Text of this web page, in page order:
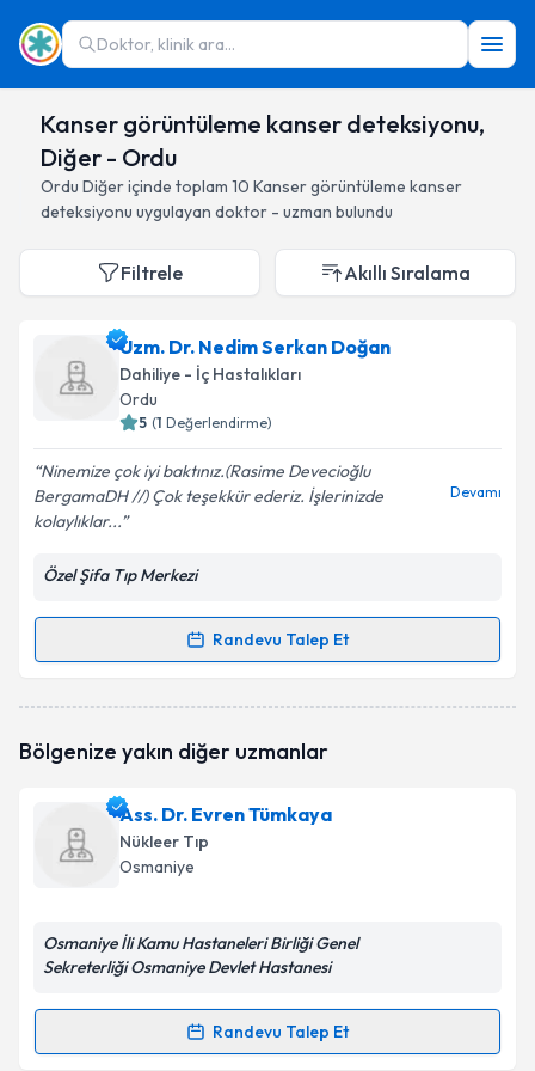
Doktor, klinik ara...
Kanser görüntüleme kanser deteksiyonu,
Diğer - Ordu
Ordu Diğeriçinde toplam 10 Kanser görüntüleme kanser
deteksiyonu uygulayan doktor - uzman bulundu
Filtrele Akıllı Sıralama
Uzm. Dr. Nedim Serkan Doğan
Dahiliye - İç Hastalıkları
Ordu
5 (1 Değerlendirme)
Ninemize çok iyi baktınız.(Rasime Devecioğlu
BergamaDH //) Çok teşekkür ederiz. İşlerinizde
kolaylıklar...
Devamı
Özel Şifa Tıp Merkezi
Randevu Talep Et
Randevu Takvimi Talebi
talebi oluşturun. Size bu uzmandan randevu almanız
bilgilendireceğiz.
E-posta Adresiniz
Kişisel verilerimin işlenmesine ilişkin
kapsamda işlenmesini kabul ediyorum.
Bölgenize yakın diğer uzmanlar
Ass. Dr. Evren Tümkaya
Nükleer Tıp
Osmaniye
Osmaniye İli Kamu Hastaneleri Birliği Genel
Sekreterliği Osmaniye Devlet Hastanesi
Randevu Talep Et
Randevu Takvimi Talebi